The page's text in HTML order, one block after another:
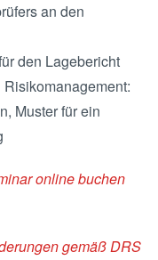
an den
den Lagebericht
Muster für ein
online buchen
gemäß DRS